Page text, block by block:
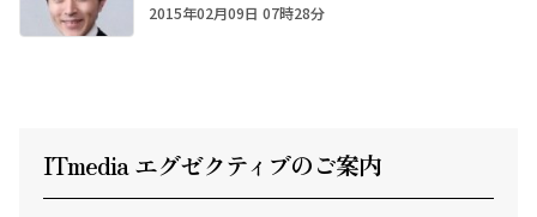
2015年02月09日 07時28分
ITmedia エグゼクティ ブのご案内